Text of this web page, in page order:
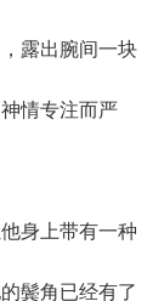
露出腕间一块
情专注而严
身上带有一种
鬓角已经有了